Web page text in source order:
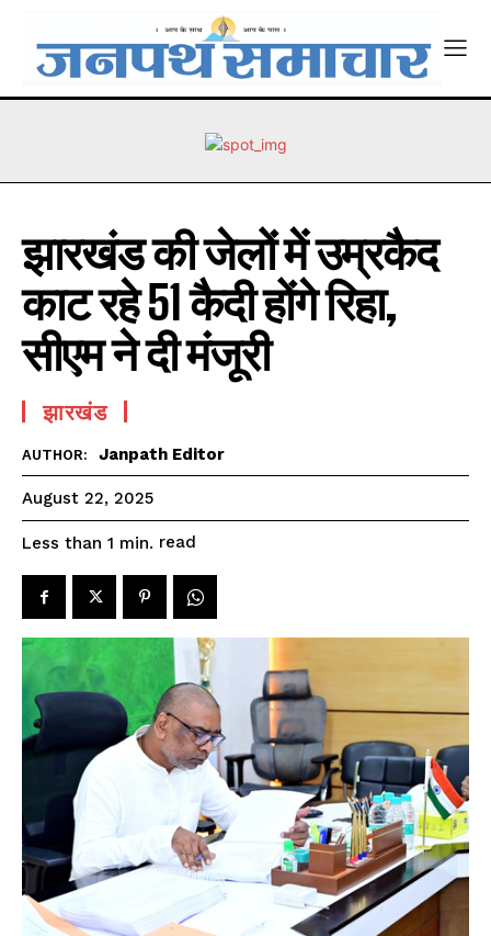
झारखंड की जेलों में उम्रकैद
काट रहे 51 कैदी होंगे रिहा,
सीएम ने दी मंजूरी
झारखंड
AUTHOR: Janpath Editor
August 22, 2025
Less than 1 min. read